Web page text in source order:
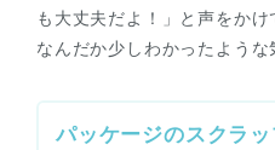
も大丈夫だよ！」と声をかけ
なんだか少しわかったような
パッケージのスクラ